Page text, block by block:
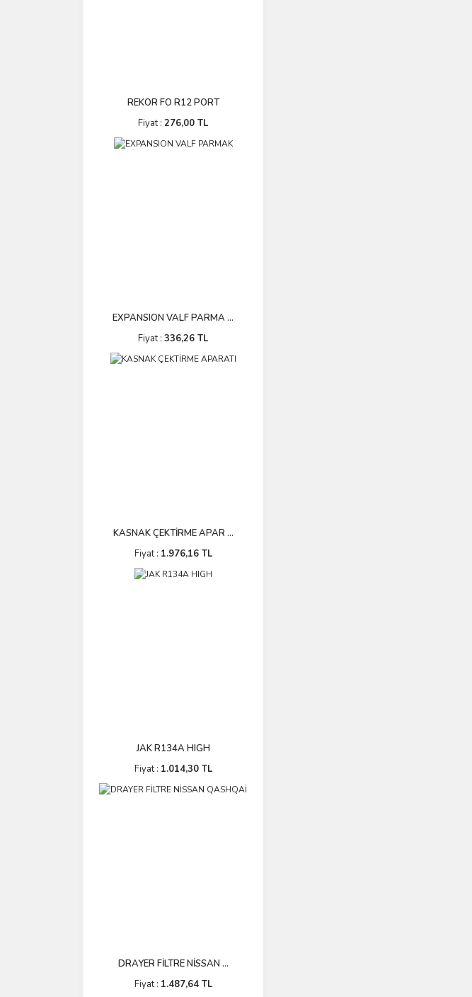
REKOR FO R12 PORT
Fiyat : 276,00 TL
EXPANSION VALF PARMA ...
Fiyat : 336,26 TL
KASNAK ÇEKTİRME APAR ...
Fiyat : 1.976,16 TL
JAK R134A HIGH
Fiyat : 1.014,30 TL
DRAYER FİLTRE NİSSAN ...
Fiyat : 1.487,64 TL